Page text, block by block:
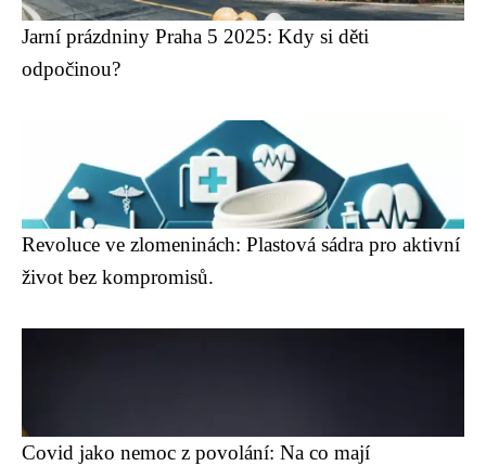
Jarní prázdniny Praha 5 2025: Kdy si děti
odpočinou?
Revoluce ve zlomeninách: Plastová sádra pro aktivní
život bez kompromisů.
Covid jako nemoc z povolání: Na co mají